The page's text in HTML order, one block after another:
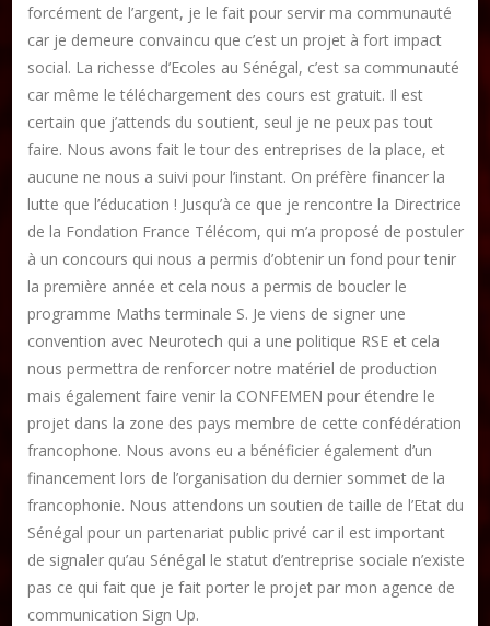
forcément de l’argent, je le fait pour servir ma communauté
car je demeure convaincu que c’est un projet à fort impact
social. La richesse d’Ecoles au Sénégal, c’est sa communauté
car même le téléchargement des cours est gratuit. Il est
certain que j’attends du soutient, seul je ne peux pas tout
faire. Nous avons fait le tour des entreprises de la place, et
aucune ne nous a suivi pour l’instant. On préfère financer la
lutte que l’éducation ! Jusqu’à ce que je rencontre la Directrice
de la Fondation France Télécom, qui m’a proposé de postuler
à un concours qui nous a permis d’obtenir un fond pour tenir
la première année et cela nous a permis de boucler le
programme Maths terminale S. Je viens de signer une
convention avec Neurotech qui a une politique RSE et cela
nous permettra de renforcer notre matériel de production
mais également faire venir la CONFEMEN pour étendre le
projet dans la zone des pays membre de cette confédération
francophone. Nous avons eu a bénéficier également d’un
financement lors de l’organisation du dernier sommet de la
francophonie. Nous attendons un soutien de taille de l’Etat du
Sénégal pour un partenariat public privé car il est important
de signaler qu’au Sénégal le statut d’entreprise sociale n’existe
pas ce qui fait que je fait porter le projet par mon agence de
communication Sign Up.